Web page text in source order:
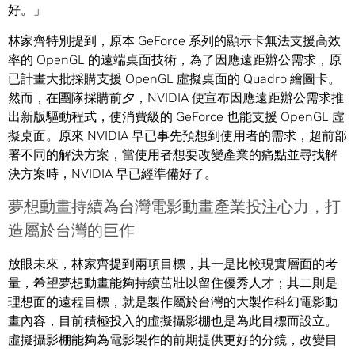
好。」
林家齊特別提到，原本 GeForce 系列的顯示卡無法支援高效
率的 OpenGL 的遠端桌面技術，為了因應遠距辦公需求，原
已計畫大批採購支援 OpenGL 虛擬桌面的 Quadro 繪圖卡。
然而，在團隊採購前夕，NVIDIA 便宣布因應遠距辦公需求推
出新版驅動程式，使消費級的 GeForce 也能支援 OpenGL 虛
擬桌面。原來 NVIDIA 早已事先預想到使用者的需求，超前部
署不同的解決方案，當使用者想要改變產業的痛點並尋找解
決方案時，NVIDIA 早已經準備好了。
夢想動畫持續為台灣電影動畫產業投注心力，打
造屬於台灣的巨作
放眼未來，林家齊提到兩項目標，其一是比較現實層面的考
量，希望夢想動畫能夠持續茁壯以留住優秀人才；其二則是
理想面的遠程目標，就是製作屬於台灣的大製作科幻電影動
畫內容，目前積極投入的虛擬攝影棚也是為此目標而設立。
虛擬攝影棚能夠為電影製作的前期提供更好的分鏡，改變目